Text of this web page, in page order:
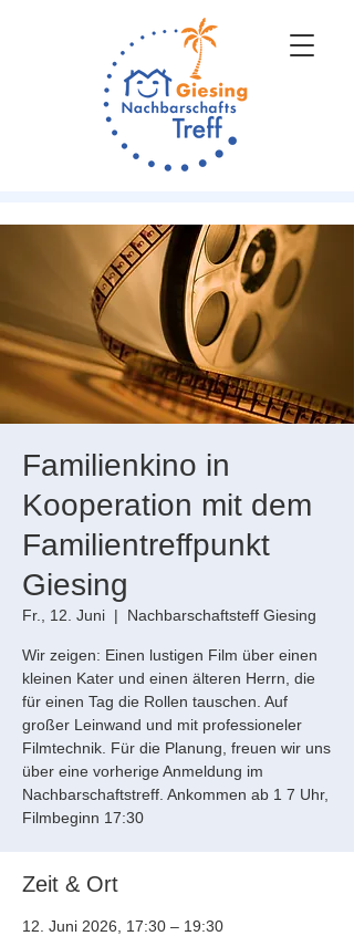
Familienkino in
Kooperation mit dem
Familientreffpunkt
Giesing
Fr., 12. Juni
  |
Nachbarschaftsteff Giesing
Wir zeigen: Einen lustigen Film über einen
kleinen Kater und einen älteren Herrn, die
für einen Tag die Rollen tauschen. Auf
großer Leinwand und mit professioneler
Filmtechnik. Für die Planung, freuen wir uns
über eine vorherige Anmeldung im
Nachbarschaftstreff. Ankommen ab 1 7 Uhr,
Filmbeginn 17:30
Zeit & Ort
12. Juni 2026, 17:30 – 19:30